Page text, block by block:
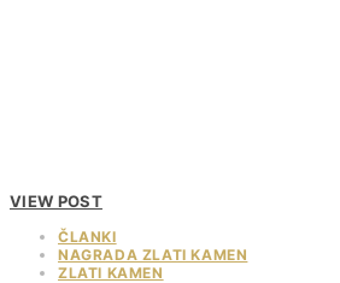
VIEW POST
ČLANKI
NAGRADA ZLATI KAMEN
ZLATI KAMEN